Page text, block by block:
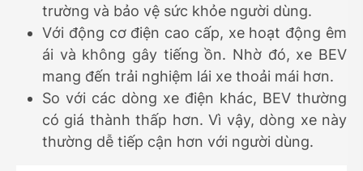
trường và bảo vệ sức khỏe người dùng.
Với động cơ điện cao cấp, xe hoạt động êm
ái và không gây tiếng ồn. Nhờ đó, xe BEV
mang đến trải nghiệm lái xe thoải mái hơn.
So với các dòng xe điện khác, BEV thường
có giá thành thấp hơn. Vì vậy, dòng xe này
thường dễ tiếp cận hơn với người dùng.